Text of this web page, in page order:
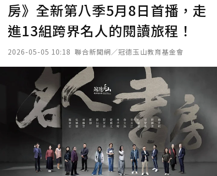
房》全新第八季5月8日首播，走
進13組跨界名人的閱讀旅程！
2026-05-05 10:18 聯合新聞網／冠德玉山教育基金會